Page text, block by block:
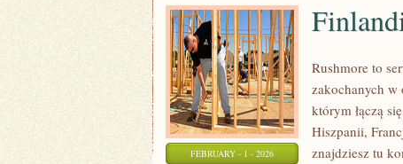
FEBRUARY - 1 - 2026
Rushmore to
zakochanych
którym łączą
Hiszpanii,
znajdziesz tu